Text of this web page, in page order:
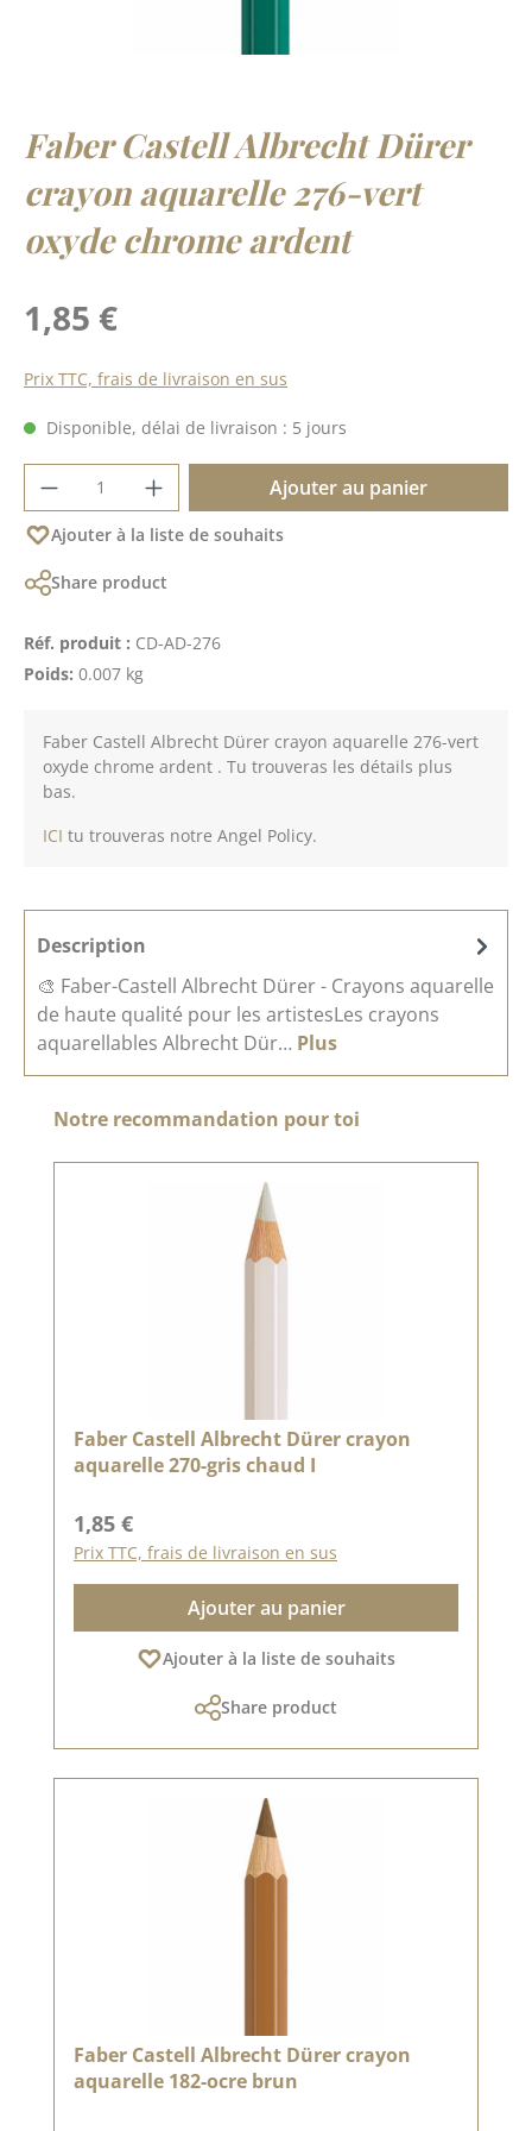
Faber Castell Albrecht Dürer
crayon aquarelle 276-vert
oxyde chrome ardent
Prix régulier :
1,85 €
Prix TTC, frais de livraison en sus
Disponible, délai de livraison : 5 jours
Quantité de produit : Entrez la quantité
Ajouter au panier
Ajouter à la liste de souhaits
Share product
Réf. produit : CD-AD-276
Poids: 0.007 kg
Faber Castell Albrecht Dürer crayon aquarelle 276-vert
oxyde chrome ardent . Tu trouveras les détails plus
bas.
ICI tu trouveras notre Angel Policy.
Description
🎨 Faber-Castell Albrecht Dürer - Crayons aquarelle
de haute qualité pour les artistesLes crayons
aquarellables Albrecht Dür… Plus
Ignorer la galerie de produits
Notre recommandation pour toi
Faber Castell Albrecht Dürer crayon
aquarelle 270-gris chaud I
Prix régulier :
1,85 €
Prix TTC, frais de livraison en sus
Ajouter au panier
Ajouter à la liste de souhaits
Share product
Faber Castell Albrecht Dürer crayon
aquarelle 182-ocre brun